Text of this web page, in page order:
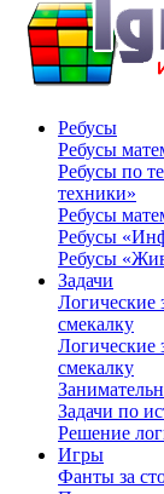
Ребусы
Ребусы
Ребусы по
техники»
Ребусы
Ребусы
Ребусы
Задачи
Логические
смекалку
Логические
смекалку
Задачи по
Решение
Игры
Фанты за